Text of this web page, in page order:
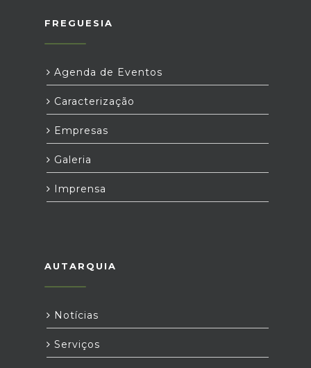
FREGUESIA
Agenda de Eventos
Caracterização
Empresas
Galeria
Imprensa
AUTARQUIA
Notícias
Serviços